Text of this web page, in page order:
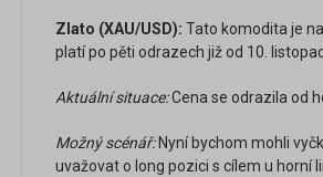
Zlato (XAU/USD): Tato komodita je
platí po pěti odrazech již od 10.
Aktuální situace:Cena se odrazila od
Možný scénář:Nyní bychom mohli
uvažovat o long pozici s cílem u horní